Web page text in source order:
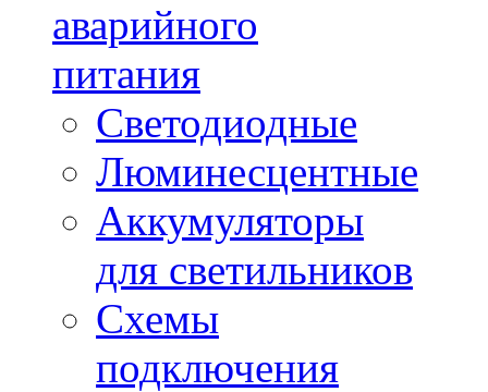
аварийного
питания
Светодиодные
Люминесцентные
Аккумуляторы
для светильников
Схемы
подключения